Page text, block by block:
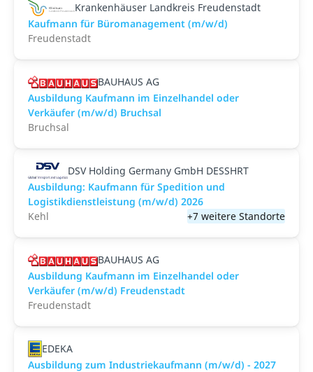
Krankenhäuser Landkreis Freudenstadt
Kaufmann für Büromanagement (m/w/d)
Freudenstadt
BAUHAUS AG
Ausbildung Kaufmann im Einzelhandel oder
Verkäufer (m/w/d) Bruchsal
Bruchsal
DSV Holding Germany GmbH DESSHRT
Ausbildung: Kaufmann für Spedition und
Logistikdienstleistung (m/w/d) 2026
Kehl
+7 weitere Standorte
BAUHAUS AG
Ausbildung Kaufmann im Einzelhandel oder
Verkäufer (m/w/d) Freudenstadt
Freudenstadt
EDEKA
Ausbildung zum Industriekaufmann (m/w/d) - 2027